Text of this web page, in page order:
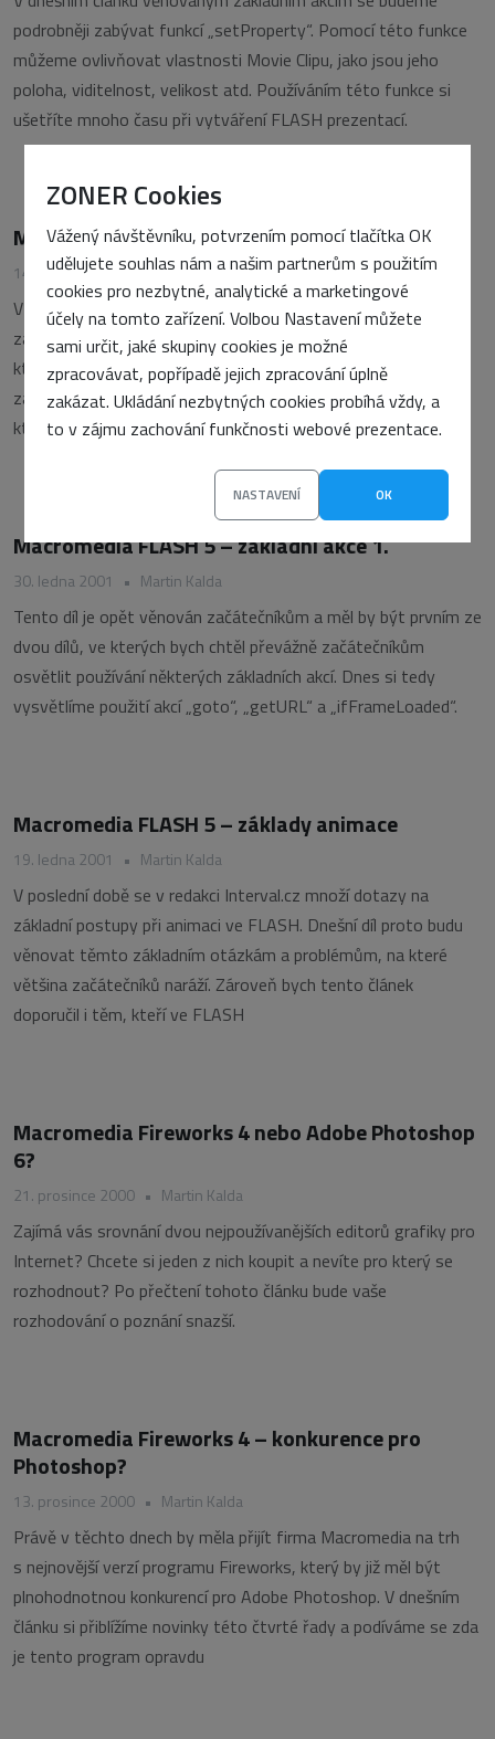
ZONER Cookies
Vážený návštěvníku, potvrzením pomocí tlačítka OK
udělujete souhlas nám a našim partnerům s použitím
cookies pro nezbytné, analytické a marketingové
účely na tomto zařízení. Volbou Nastavení můžete
sami určit, jaké skupiny cookies je možné
zpracovávat, popřípadě jejich zpracování úplně
zakázat. Ukládání nezbytných cookies probíhá vždy, a
to v zájmu zachování funkčnosti webové prezentace.
NASTAVENÍ OK
podrobněji zabývat funkcí „setProperty“. Pomocí této funkce
můžeme ovlivňovat vlastnosti Movie Clipu, jako jsou jeho
poloha, viditelnost, velikost atd. Používáním této funkce si
ušetříte mnoho času při vytváření FLASH prezentací.
Macromedia FLASH 5 – základní akce 2.
14. února 2001 • Martin Kalda
V dnešním dílu budeme pokračovat ve výkladu některých
základních akcí. Dnes se budeme věnovat funkci „loadMovie“,
kterou jistě využije každý kdo tvoří prezentace ve FLASH a
záleží mu na tom, aby si uživatelé stahovali jen ty data, o
které mají
Macromedia FLASH 5 – základní akce 1.
30. ledna 2001 • Martin Kalda
Tento díl je opět věnován začátečníkům a měl by být prvním ze
dvou dílů, ve kterých bych chtěl převážně začátečníkům
osvětlit používání některých základních akcí. Dnes si tedy
vysvětlíme použití akcí „goto“, „getURL“ a „ifFrameLoaded“.
Macromedia FLASH 5 – základy animace
19. ledna 2001 • Martin Kalda
V poslední době se v redakci Interval.cz množí dotazy na
základní postupy při animaci ve FLASH. Dnešní díl proto budu
věnovat těmto základním otázkám a problémům, na které
většina začátečníků naráží. Zároveň bych tento článek
doporučil i těm, kteří ve FLASH
Macromedia Fireworks 4 nebo Adobe Photoshop
6?
21. prosince 2000 • Martin Kalda
Zajímá vás srovnání dvou nejpoužívanějších editorů grafiky pro
Internet? Chcete si jeden z nich koupit a nevíte pro který se
rozhodnout? Po přečtení tohoto článku bude vaše
rozhodování o poznání snazší.
Macromedia Fireworks 4 – konkurence pro
Photoshop?
13. prosince 2000 • Martin Kalda
Právě v těchto dnech by měla přijít firma Macromedia na trh
s nejnovější verzí programu Fireworks, který by již měl být
plnohodnotnou konkurencí pro Adobe Photoshop. V dnešním
článku si přiblížíme novinky této čtvrté řady a podíváme se zda
je tento program opravdu